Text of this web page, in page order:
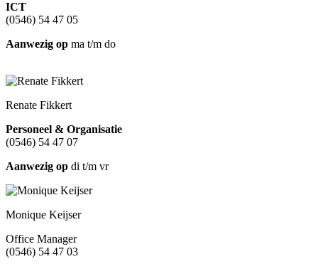
ICT
(0546) 54 47 05
Aanwezig op ma t/m do
Renate Fikkert
Personeel & Organisatie
(0546) 54 47 07
Aanwezig op di t/m vr
Monique Keijser
Office Manager
(0546) 54 47 03